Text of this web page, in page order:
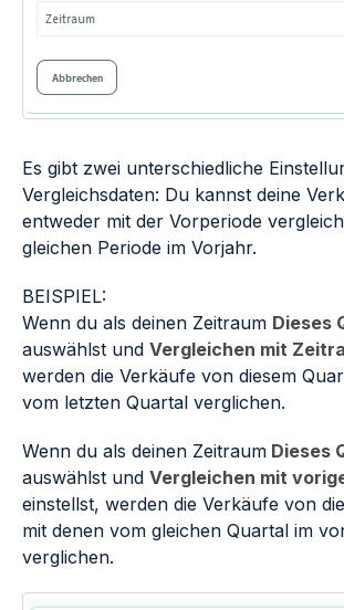
Es gibt zwei unterschiedliche
Vergleichsdaten: Du kannst deine
entweder mit der Vorperiode
gleichen Periode im Vorjahr.
BEISPIEL:
Wenn du als deinen Zeitraum Dieses
auswählst und Vergleichen mit
werden die Verkäufe von diesem
vom letzten Quartal verglichen.
Wenn du als deinen Zeitraum Dieses
auswählst und Vergleichen mit
einstellst, werden die Verkäufe von
mit denen vom gleichen Quartal im
verglichen.